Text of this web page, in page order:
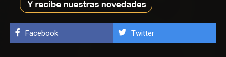
Facebook Twitter